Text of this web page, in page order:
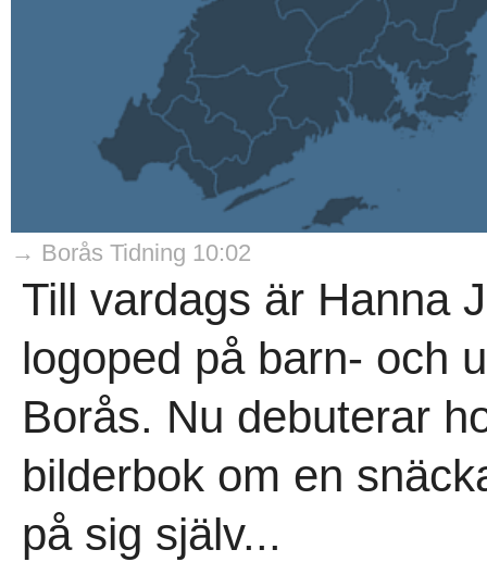
→ Borås Tidning 10:02
Till vardags är Hanna
logoped på barn- och
Borås. Nu debuterar
bilderbok om en
på sig själv...